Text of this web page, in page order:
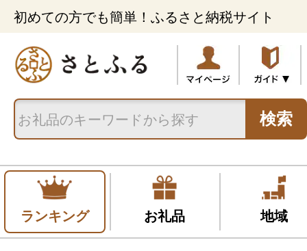
初めての方でも簡単！ふるさと納税サイト
検索
ランキング お礼品 地域